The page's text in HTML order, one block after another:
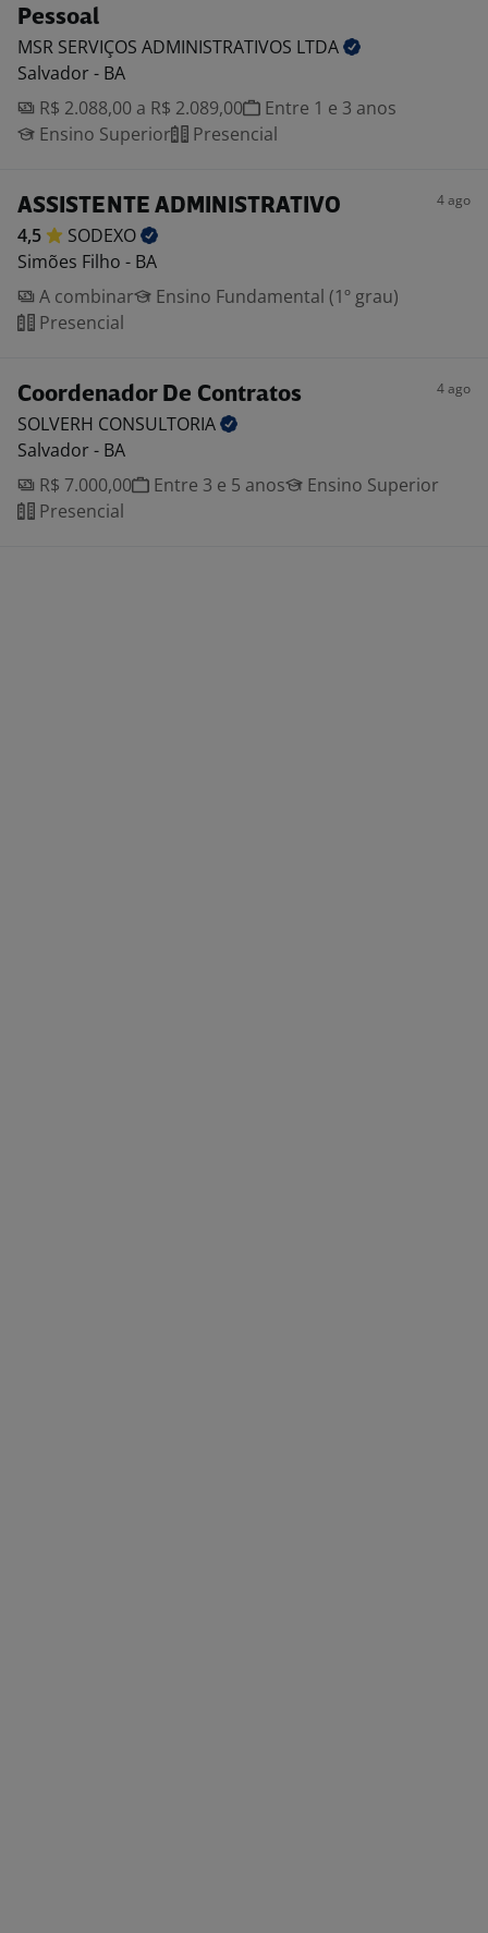
Pessoal
MSR SERVIÇOS ADMINISTRATIVOS LTDA
Salvador - BA
R$ 2.088,00 a R$ 2.089,00
Entre 1 e 3 anos
Ensino Superior
Presencial
ASSISTENTE ADMINISTRATIVO 4 ago
4,5
SODEXO
Simões Filho - BA
A combinar
Ensino Fundamental (1º grau)
Presencial
Coordenador De Contratos 4 ago
SOLVERH CONSULTORIA
Salvador - BA
R$ 7.000,00
Entre 3 e 5 anos
Ensino Superior
Presencial